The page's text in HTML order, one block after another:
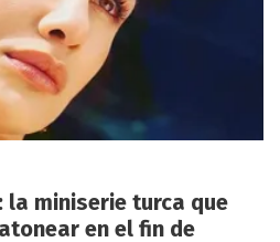
la miniserie turca que
en el fin de